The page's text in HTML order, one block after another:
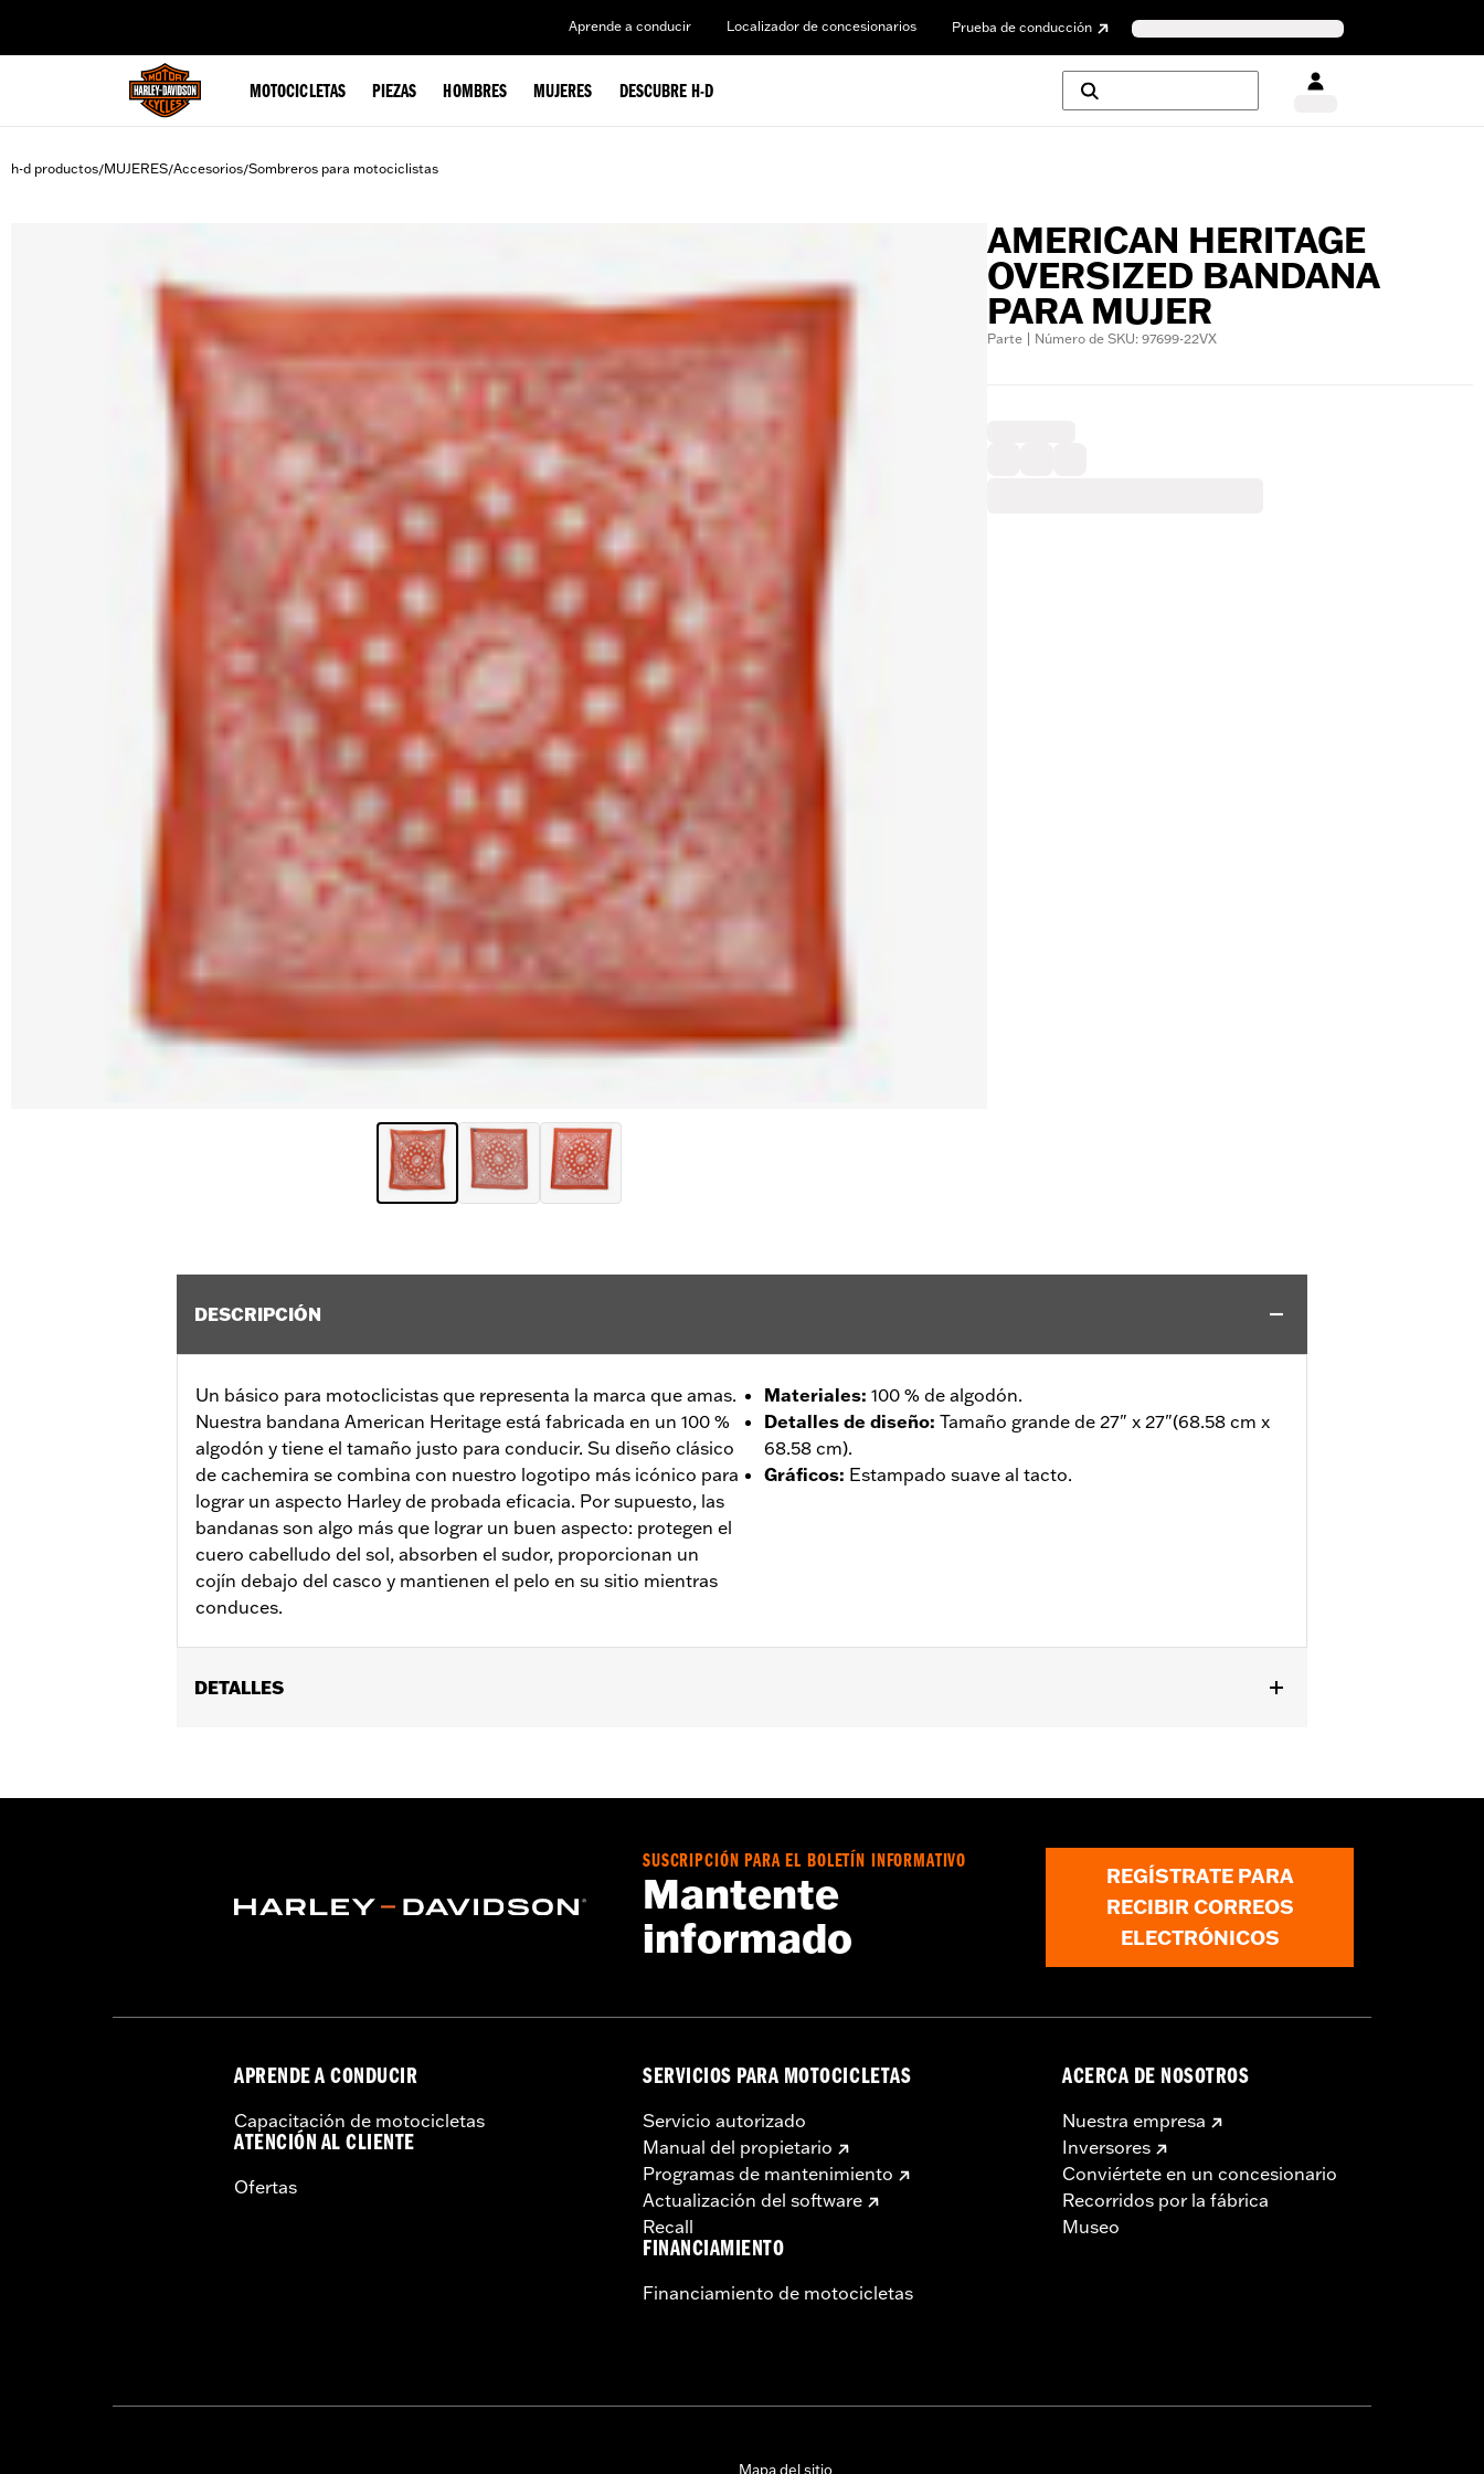
Aprende a conducir Localizador de concesionarios Prueba de conducción
MOTOCICLETAS PIEZAS HOMBRES MUJERES DESCUBRE H-D
h-d productos/MUJERES/Accesorios/Sombreros para motociclistas
AMERICAN HERITAGE
OVERSIZED BANDANA
PARA MUJER
Parte | Número de SKU: 97699-22VX
DESCRIPCIÓN
Un básico para motoclicistas que representa la marca que amas.
Nuestra bandana American Heritage está fabricada en un 100 %
algodón y tiene el tamaño justo para conducir. Su diseño clásico
de cachemira se combina con nuestro logotipo más icónico para
lograr un aspecto Harley de probada eficacia. Por supuesto, las
bandanas son algo más que lograr un buen aspecto: protegen el
cuero cabelludo del sol, absorben el sudor, proporcionan un
cojín debajo del casco y mantienen el pelo en su sitio mientras
conduces.
Materiales: 100 % de algodón.
Detalles de diseño: Tamaño grande de 27" x 27"(68.58 cm x
68.58 cm).
Gráficos: Estampado suave al tacto.
DETALLES
GARANTÍA:90 días de garantía limitada - Consultawww.h-d.com/warrantypara obtener más información
SUSCRIPCIÓN PARA EL BOLETÍN INFORMATIVO
Mantente
informado
REGÍSTRATE PARA
RECIBIR CORREOS
ELECTRÓNICOS
APRENDE A CONDUCIR
Capacitación de motocicletas
ATENCIÓN AL CLIENTE
Ofertas
SERVICIOS PARA MOTOCICLETAS
Servicio autorizado
Manual del propietario
Programas de mantenimiento
Actualización del software
Recall
FINANCIAMIENTO
Financiamiento de motocicletas
ACERCA DE NOSOTROS
Nuestra empresa
Inversores
Conviértete en un concesionario
Recorridos por la fábrica
Museo
Mapa del sitio